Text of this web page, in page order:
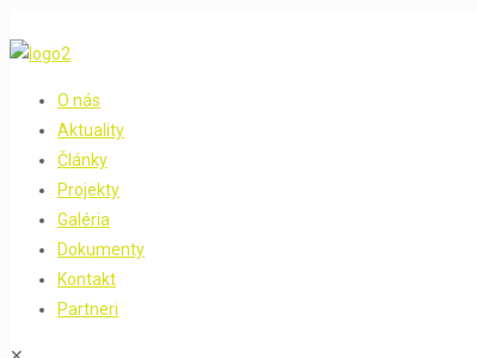
O nás
Aktuality
Články
Projekty
Galéria
Dokumenty
Kontakt
Partneri